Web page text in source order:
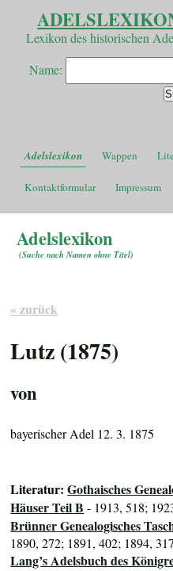
Lexikon des historischen
Name:
Adelslexikon Wappen
Kontaktformular Impressum
Adelslexikon
(Suche nach Namen ohne Titel)
« zurück
Lutz (1875)
von
bayerischer Adel 12. 3. 1875
Literatur:Gothaisches
Häuser Teil B - 1913, 518;
Brünner Genealogisches
1890, 272; 1891, 402; 1894, 317
Lang’s Adelsbuch des